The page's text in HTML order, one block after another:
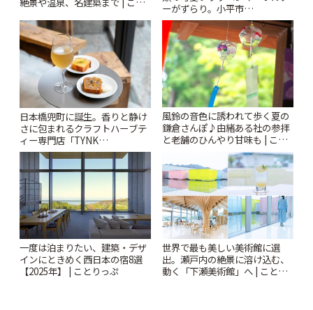
ーがずらり。小平市
「Kimamaya T&K」 | ことりっ
ぷ
日本橋兜町に誕生。香りと静け
さに包まれるクラフトハーブテ
ィー専門店「TYNK
Kabutocho」 | ことりっぷ
風鈴の音色に誘われて歩く夏の
鎌倉さんぽ♪由緒ある社の参拝
と老舗のひんやり甘味も | こと
一度は泊まりたい、建築・デザ
インにときめく西日本の宿8選
【2025年】 | ことりっぷ
世界で最も美しい美術館に選
出。瀬戸内の絶景に溶け込む、
動く「下瀬美術館」へ | ことり